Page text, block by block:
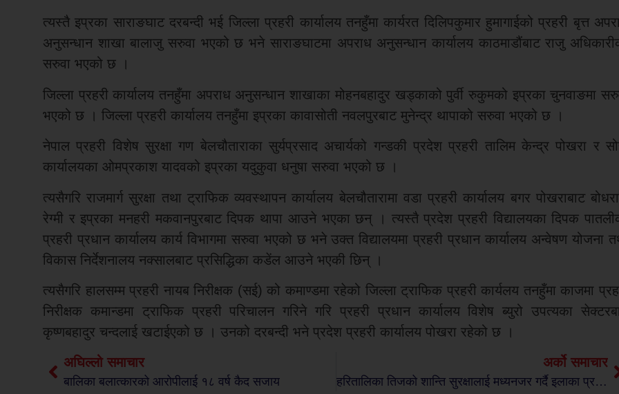
त्यस्तै इप्रका साराङघाट दरबन्दी भई जिल्ला प्रहरी कार्यालय तनहुँमा कार्यरत दिलिपकुमार हुमागाईको प्रहरी बृत्त
अनुसन्धान शाखा बालाजु सरुवा भएको छ भने साराङघाटमा अपराध अनुसन्धान कार्यालय काठमाडौंबाट राजु
सरुवा भएको छ ।
जिल्ला प्रहरी कार्यालय तनहुँमा अपराध अनुसन्धान शाखाका मोहनबहादुर खड्काको पुर्वी रुकुमको इप्रका चुनवाङमा
भएको छ । जिल्ला प्रहरी कार्यालय तनहुँमा इप्रका कावासोती नवलपुरबाट मुनेन्द्र थापाको सरुवा भएको छ ।
नेपाल प्रहरी विशेष सुरक्षा गण बेलचौताराका सुर्यप्रसाद अचार्यको गन्डकी प्रदेश प्रहरी तालिम केन्द्र पोखरा र
कार्यालयका ओमप्रकाश यादवको इप्रका यदुकुवा धनुषा सरुवा भएको छ ।
त्यसैगरि राजमार्ग सुरक्षा तथा ट्राफिक व्यवस्थापन कार्यालय बेलचौतारामा वडा प्रहरी कार्यालय बगर पोखराबाट
रेग्मी र इप्रका मनहरी मकवानपुरबाट दिपक थापा आउने भएका छन् । त्यस्तै प्रदेश प्रहरी विद्यालयका दिपक
प्रहरी प्रधान कार्यालय कार्य विभागमा सरुवा भएको छ भने उक्त विद्यालयमा प्रहरी प्रधान कार्यालय अन्वेषण योजना
विकास निर्देशनालय नक्सालबाट प्रसिद्धिका कडेंल आउने भएकी छिन् ।
त्यसैगरि हालसम्म प्रहरी नायब निरीक्षक (सई) को कमाण्डमा रहेको जिल्ला ट्राफिक प्रहरी कार्यलय तनहुँमा काजमा
निरीक्षक कमान्डमा ट्राफिक प्रहरी परिचालन गरिने गरि प्रहरी प्रधान कार्यालय विशेष ब्युरो उपत्यका
कृष्णबहादुर चन्दलाई खटाईएको छ । उनको दरबन्दी भने प्रदेश प्रहरी कार्यालय पोखरा रहेको छ ।
अघिल्लो समाचार
बालिका बलात्कारको आरोपीलाई १८ वर्ष कैद सजाय
अर्को समाचार
हरितालिका तिजको शान्ति सुरक्षालाई मध्यनजर गर्दै इलाका प्रहरी कार्यालय देवघाटको अनुरोध